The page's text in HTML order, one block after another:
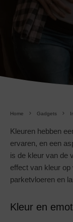
Home Gadgets
Kleuren hebben
ervaren, en een
is de kleur van de
effect van kleur
parketvloeren en
Kleur en